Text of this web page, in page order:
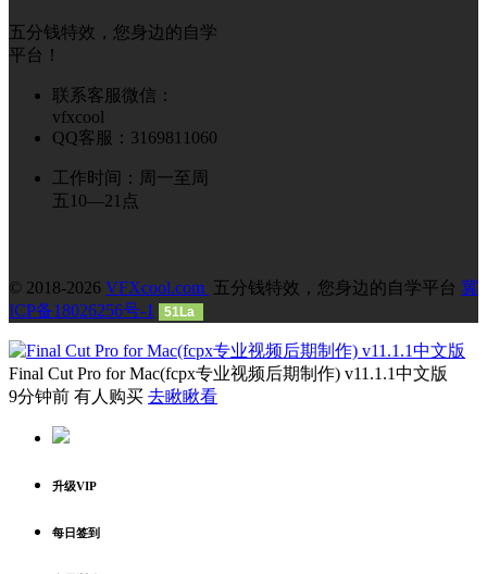
五分钱特效，您身边的自学
平台！
联系客服微信：
vfxcool
QQ客服：3169811060
工作时间：周一至周
五10—21点
© 2018-2026 VFXcool.com 五分钱特效，您身边的自学平台 冀
ICP备18026256号-1
51La
Final Cut Pro for Mac(fcpx专业视频后期制作) v11.1.1中文版
9分钟前 有人购买 去瞅瞅看
升级VIP
每日签到